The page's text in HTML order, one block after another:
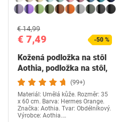
€ 7,49
€ 14,99
-50 %
Kožená podložka na stôl
Aothia, podložka na stôl,
podložka…
(99+)
Materiál: Umělá kůže. Rozměr: 35
x 60 cm. Barva: Hermes Orange.
Značka: Aothia. Tvar: Obdélníkový.
Výrobce: Aothia.…